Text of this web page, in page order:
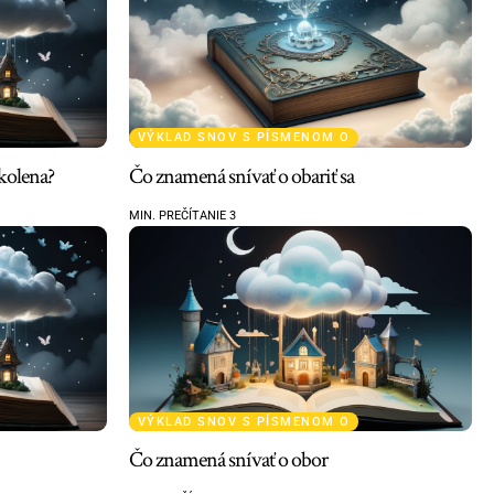
VÝKLAD SNOV S PÍSMENOM O
Čo znamená snívať o obariť sa
MIN. PREČÍTANIE 3
VÝKLAD SNOV S PÍSMENOM O
Čo znamená snívať o obor